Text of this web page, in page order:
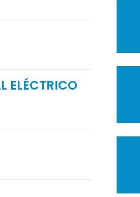
ELÉCTRICO